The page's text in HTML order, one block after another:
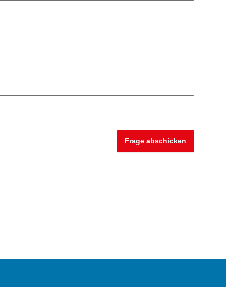
Frage abschicken